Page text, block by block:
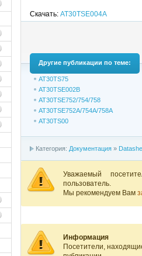
Скачать: AT30TSE004A
Другие публикации по теме:
AT30TS75
AT30TSE002B
AT30TSE752/754/758
AT30TSE752A/754A/758A
AT30TS00
Категория: Документация»
Уважаемый
пользователь.
Мы рекомендуем Вам
Информация
Посетители,